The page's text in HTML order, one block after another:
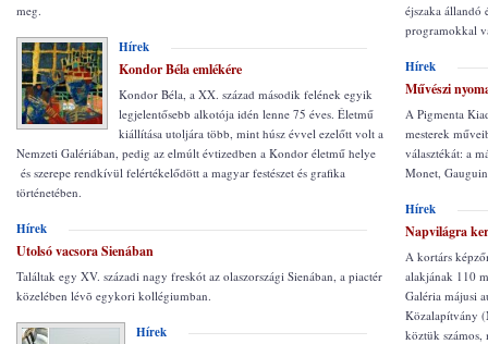
meg.
Hírek
Kondor Béla emlékére
Kondor Béla, a XX. század második felének egyik
legjelentősebb alkotója idén lenne 75 éves. Életmű
kiállítása utoljára több, mint húsz évvel ezelőtt volt a
Nemzeti Galériában, pedig az elmúlt évtizedben a Kondor életmű helye
és szerepe rendkívül felértékelődött a magyar festészet és grafika
történetében.
Hírek
Utolsó vacsora Sienában
Találtak egy XV. századi nagy freskót az olaszországi Sienában, a piactér
közelében lévõ egykori kollégiumban.
Hírek
éjszaka állandó
programokkal
Hírek
Művészi
A Pigmenta
mesterek
választékát: a
Monet,
Hírek
Napvilágra
A kortárs
alakjának 110
Galéria májusi
Közalapítvány
köztük számos,